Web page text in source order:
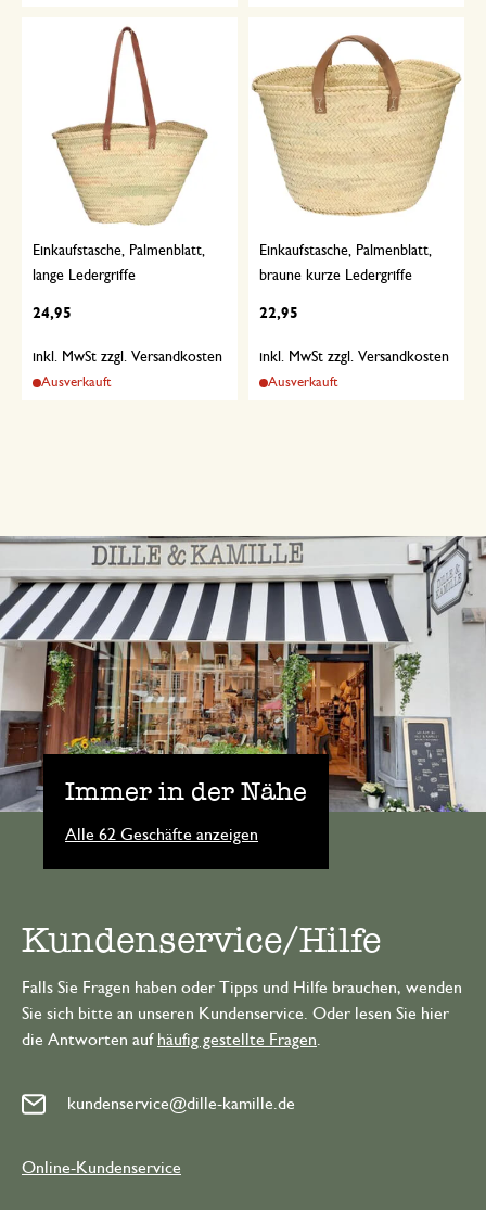
Einkaufstasche, Palmenblatt,
lange Ledergriffe
24,95
inkl. MwSt zzgl. Versandkosten
Ausverkauft
Einkaufstasche, Palmenblatt,
braune kurze Ledergriffe
22,95
inkl. MwSt zzgl. Versandkosten
Ausverkauft
Immer in der Nähe
Alle 62 Geschäfte anzeigen
Kundenservice/Hilfe
Falls Sie Fragen haben oder Tipps und Hilfe brauchen, wenden
Sie sich bitte an unseren Kundenservice. Oder lesen Sie hier
die Antworten auf häufig gestellte Fragen
kundenservice@dille-kamille.de
Online-Kundenservice